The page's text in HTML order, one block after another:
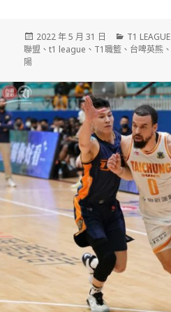
發
佈
2022 年 5 月 31 日
分
類
T1 LEAGUE
聯盟 、t1 league 、 T1職籃 、 台啤英熊 、
陽